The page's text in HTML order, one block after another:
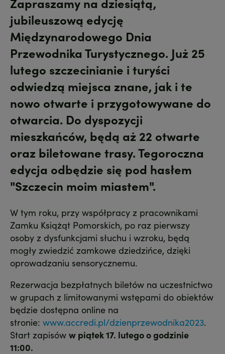
jubileuszową edycję
Międzynarodowego Dnia
Przewodnika Turystycznego. Już 25
lutego szczecinianie i turyści
odwiedzą miejsca znane, jak i te
nowo otwarte i przygotowywane do
otwarcia. Do dyspozycji
mieszkańców, będą aż 22 otwarte
oraz biletowane trasy. Tegoroczna
edycja odbędzie się pod hasłem
"Szczecin moim miastem".
W tym roku, przy współpracy z pracownikami
Zamku Książąt Pomorskich, po raz pierwszy
osoby z dysfunkcjami słuchu i wzroku, będą
mogły zwiedzić zamkowe dziedzińce, dzięki
oprowadzaniu sensorycznemu.
Rezerwacja bezpłatnych biletów na uczestnictwo
w grupach z limitowanymi wstępami do obiektów
będzie dostępna online na
stronie: www.accredi.pl/dzienprzewodnika2023.
Start zapisów w piątek 17. lutego o godzinie
11:00.